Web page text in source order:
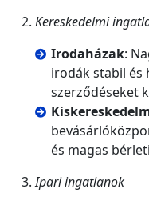
Kereskedelmi
Irodaházak:
irodák stabil és
szerződéseket
és magas
Ipari ingatlanok